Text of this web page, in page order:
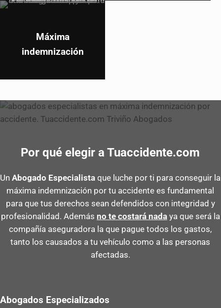
Máxima
indemnización
Por qué elegir a Tuaccidente.com
UnAbogado Especialista que luche por ti para conseguir la
máxima indemnización por tu accidente es fundamental
para que tus derechos sean defendidos con integridad y
profesionalidad. Además no te costará nadaya que será la
compañía aseguradora la que pague todos los gastos,
tanto los causados a tu vehículo como a las personas
afectadas.
Abogados Especializados